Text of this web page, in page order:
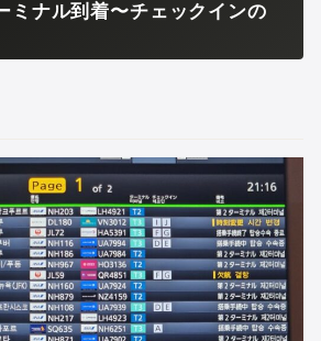
ミナル到着〜チェックインの